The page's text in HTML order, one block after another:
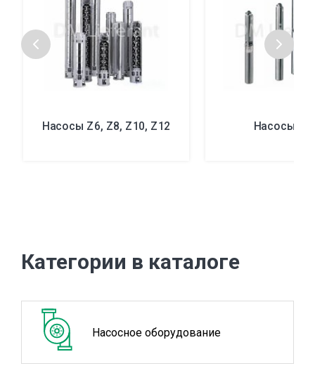
Насосы Z6, Z8, Z10, Z12 Насосы e-
Категории в каталоге
Насосное оборудование